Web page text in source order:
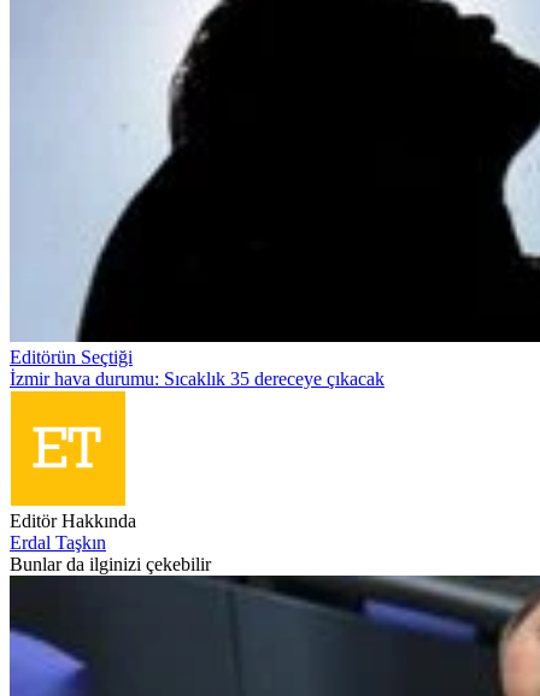
Editörün Seçtiği
İzmir hava durumu: Sıcaklık 35 dereceye çıkacak
Editör Hakkında
Erdal Taşkın
Bunlar da ilginizi çekebilir